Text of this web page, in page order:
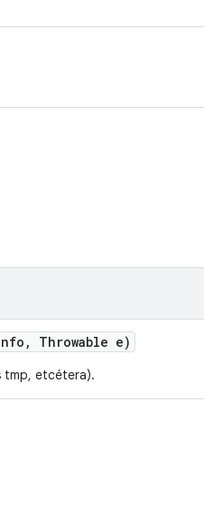
, Throwable e)
tmp, etcétera).